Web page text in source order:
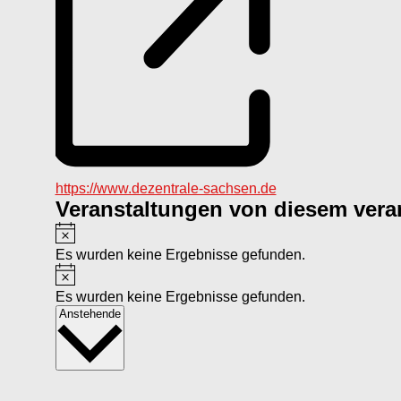
Webseite
https://www.dezentrale-sachsen.de
Veranstaltungen von diesem
Hinweis
Es wurden keine Ergebnisse gefunden.
Hinweis
Es wurden keine Ergebnisse gefunden.
Anstehende Datum